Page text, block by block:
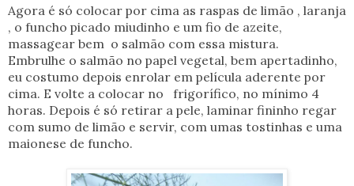
Agora é só colocar por cima as raspas de limão , laranja
, o funcho picado miudinho e um fio de azeite,
massagear bem o salmão com essa mistura.
Embrulhe o salmão no papel vegetal, bem apertadinho,
eu costumo depois enrolar em película aderente por
cima. E volte a colocar no frigorífico, no mínimo 4
horas. Depois é só retirar a pele, laminar fininho regar
com sumo de limão e servir, com umas tostinhas e uma
maionese de funcho.